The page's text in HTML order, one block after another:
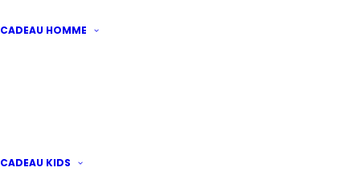
CADEAU HOMME
CADEAU KIDS